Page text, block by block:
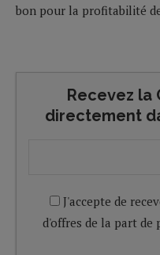
bon pour la profitabilité
Recevez la
directement
J'accepte de
d'offres de la part de